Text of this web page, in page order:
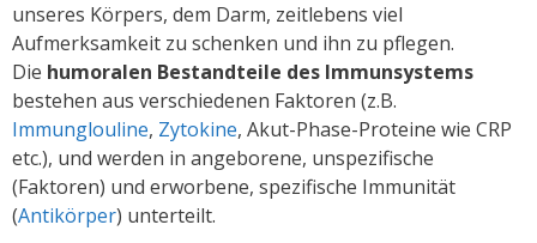
unseres Körpers, dem Darm, zeitlebens viel
Aufmerksamkeit zu schenken und ihn zu pflegen.
Die humoralen Bestandteile des Immunsystems
bestehen aus verschiedenen Faktoren (z.B.
Immunglouline, Zytokine, Akut-Phase-Proteine wie CRP
etc.), und werden in angeborene, unspezifische
(Faktoren) und erworbene, spezifische Immunität
(Antikörper) unterteilt.